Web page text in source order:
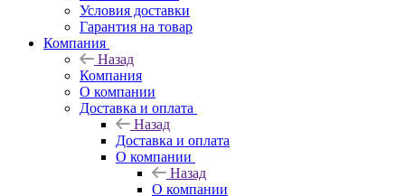
Условия доставки
Гарантия на товар
Компания
Назад
Компания
О компании
Доставка и оплата
Назад
Доставка и оплата
О компании
Назад
О компании